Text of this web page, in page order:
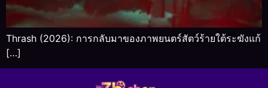
Thrash (2026): การกลับมาของภาพยนตร์สัตว์ร้ายใต้ระฆังแก้
[…]